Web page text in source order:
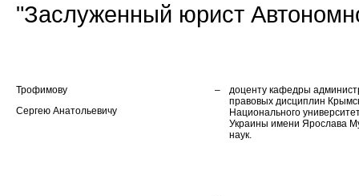
"Заслуженный юрист
Трофимову
Сергею Анатольевичу
–
доценту кафедры
правовых дисциплин
Национального
Украины имени Ярослава
наук.